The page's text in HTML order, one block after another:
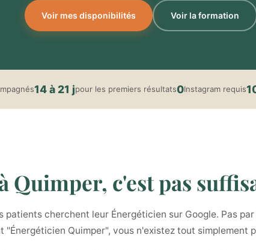
Voir mes disponibilités Voir la formation
14 à 21 jpour les premiers résultats0Instagram requis
Quimper, c'est pas
patients cherchent leur Énergéticien sur Google. Pas
Quimper", vous n'existez tout simplement